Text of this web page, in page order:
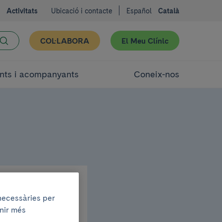
Activitats Ubicació i contacte Español Català
COL·LABORA El Meu Clínic
i acompanyants Coneix-nos
per
més